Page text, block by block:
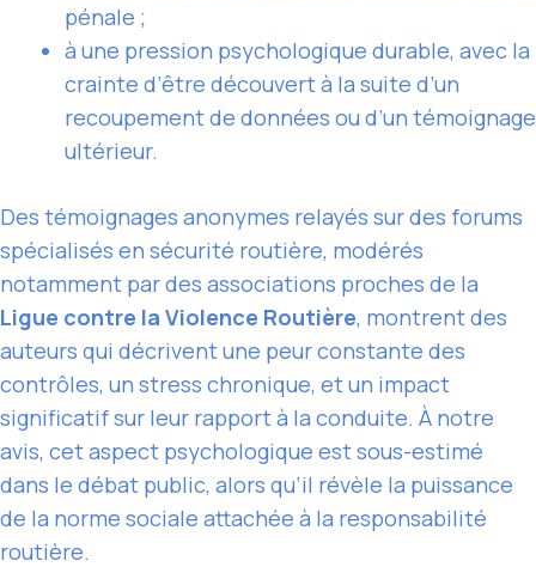
pénale ;
à une pression psychologique durable, avec la
crainte d’être découvert à la suite d’un
recoupement de données ou d’un témoignage
ultérieur.
Des témoignages anonymes relayés sur des forums
spécialisés en sécurité routière, modérés
notamment par des associations proches de la
Ligue contre la Violence Routière, montrent des
auteurs qui décrivent une peur constante des
contrôles, un stress chronique, et un impact
significatif sur leur rapport à la conduite. À notre
avis, cet aspect psychologique est sous-estimé
dans le débat public, alors qu’il révèle la puissance
de la norme sociale attachée à la responsabilité
routière.